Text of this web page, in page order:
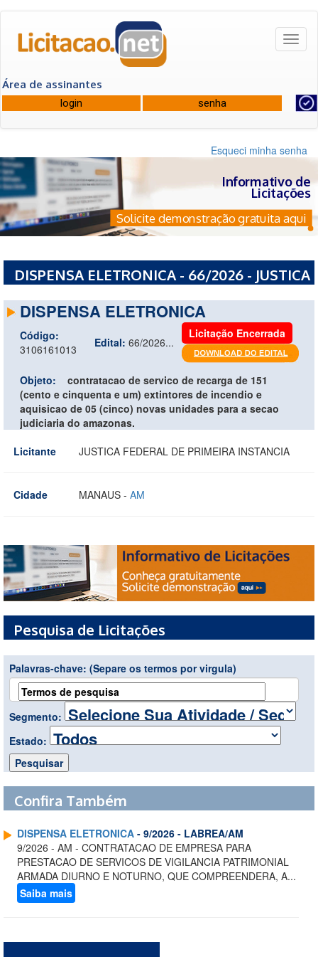
Área de assinantes
Esqueci minha senha
Informativo de
Licitações
Solicite demonstração gratuita aqui
DISPENSA ELETRONICA - 66/2026 - JUSTICA
DISPENSA ELETRONICA
Código:
3106161013
Edital: 66/2026...
Licitação Encerrada
Objeto:
contratacao de servico de recarga de 151
(cento e cinquenta e um) extintores de incendio e
aquisicao de 05 (cinco) novas unidades para a secao
judiciaria do amazonas.
Licitante
JUSTICA FEDERAL DE PRIMEIRA INSTANCIA
Cidade MANAUS - AM
Pesquisa de Licitações
Palavras-chave: (Separe os termos por virgula)
Segmento:
Estado:
Confira Também
DISPENSA ELETRONICA - 9/2026 - LABREA/AM
9/2026 - AM - CONTRATACAO DE EMPRESA PARA
PRESTACAO DE SERVICOS DE VIGILANCIA PATRIMONIAL
ARMADA DIURNO E NOTURNO, QUE COMPREENDERA, A...
Saiba mais